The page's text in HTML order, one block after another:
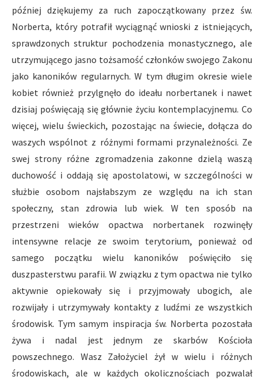
później dziękujemy za ruch zapoczątkowany przez św.
Norberta, który potrafił wyciągnąć wnioski z istniejących,
sprawdzonych struktur pochodzenia monastycznego, ale
utrzymującego jasno tożsamość członków swojego Zakonu
jako kanoników regularnych. W tym długim okresie wiele
kobiet również przylgnęło do ideału norbertanek i nawet
dzisiaj poświęcają się głównie życiu kontemplacyjnemu. Co
więcej, wielu świeckich, pozostając na świecie, dołącza do
waszych wspólnot z różnymi formami przynależności. Ze
swej strony różne zgromadzenia zakonne dzielą waszą
duchowość i oddają się apostolatowi, w szczególności w
służbie osobom najsłabszym ze względu na ich stan
społeczny, stan zdrowia lub wiek. W ten sposób na
przestrzeni wieków opactwa norbertanek rozwinęły
intensywne relacje ze swoim terytorium, ponieważ od
samego początku wielu kanoników poświęciło się
duszpasterstwu parafii. W związku z tym opactwa nie tylko
aktywnie opiekowały się i przyjmowały ubogich, ale
rozwijały i utrzymywały kontakty z ludźmi ze wszystkich
środowisk. Tym samym inspiracja św. Norberta pozostała
żywa i nadal jest jednym ze skarbów Kościoła
powszechnego. Wasz Założyciel żył w wielu i różnych
środowiskach, ale w każdych okolicznościach pozwalał